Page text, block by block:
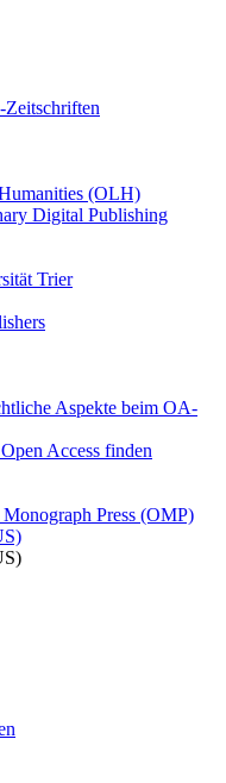
Zeitschriften
(OLH)
Digital Publishing
Trier
Aspekte beim OA-
Access finden
Press (OMP)